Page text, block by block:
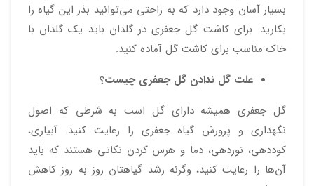
بسیار آسان وجود دارد که به راحتی می‌توانید بذر این گیاه را
بکارید. برای کاشت گل جعفری در گلدان باید یک گلدان با
خاک مناسب برای کاشت گل آماده کنید.
علت گل ندادن گل جعفری چیست؟
گل جعفری همیشه دارای گل است به شرطی که اصول
نگهداری و پرورش گیاه جعفری را رعایت کنید. آبیاری،
کوددهی، نور‌دهی، دما و هرس کردن نکاتی هستند که باید
آن‌ها را رعایت کنید، وگرنه رشد گیاهتان روز به روز کاهش